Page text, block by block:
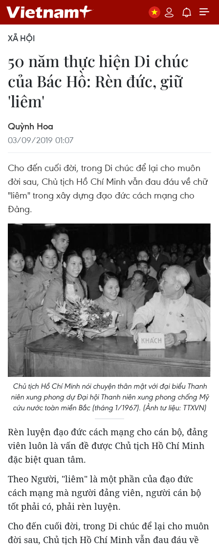
XÃ HỘI
50 năm thực hiện Di chúc
của Bác Hồ: Rèn đức, giữ
'liêm'
Quỳnh Hoa
03/09/2019 01:07
Cho đến cuối đời, trong Di chúc để lại cho muôn
đời sau, Chủ tịch Hồ Chí Minh vẫn đau đáu về chữ
"liêm" trong xây dựng đạo đức cách mạng cho
Đảng.
Chủ tịch Hồ Chí Minh nói chuyện thân mật với đại biểu Thanh
niên xung phong dự Đại hội Thanh niên xung phong chống Mỹ
cứu nước toàn miền Bắc (tháng 1/1967). (Ảnh tư liệu: TTXVN)
Rèn luyện đạo đức cách mạng cho cán bộ, đảng
viên luôn là vấn đề được Chủ tịch Hồ Chí Minh
đặc biệt quan tâm.
Theo Người, "liêm" là một phần của đạo đức
cách mạng mà người đảng viên, người cán bộ
tốt phải có, phải rèn luyện.
Cho đến cuối đời, trong Di chúc để lại cho muôn
đời sau, Chủ tịch Hồ Chí Minh vẫn đau đáu về